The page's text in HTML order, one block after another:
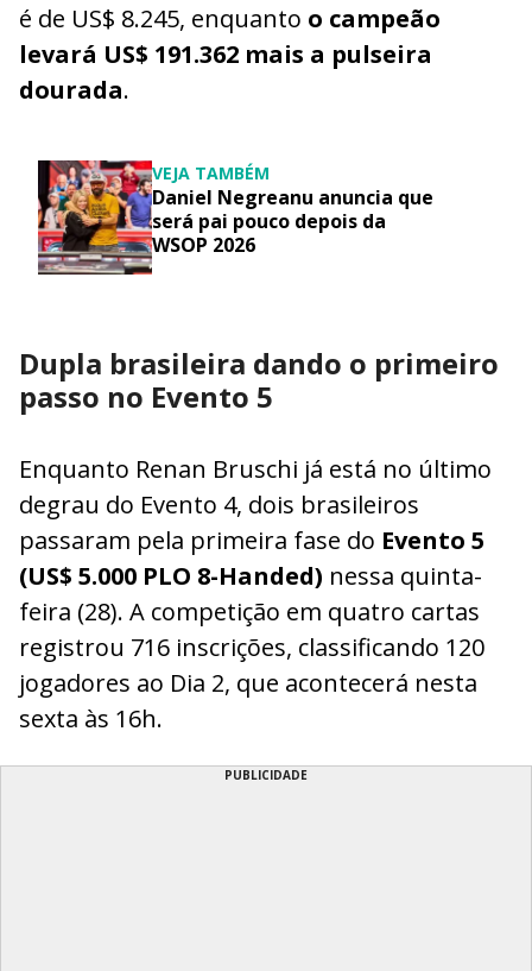
é de US$ 8.245, enquanto o campeão
levará US$ 191.362 mais a pulseira
dourada.
VEJA TAMBÉM
Daniel Negreanu anuncia que
será pai pouco depois da
WSOP 2026
Dupla brasileira dando o primeiro
passo no Evento 5
Enquanto Renan Bruschi já está no último
degrau do Evento 4, dois brasileiros
passaram pela primeira fase do Evento 5
(US$ 5.000 PLO 8-Handed) nessa quinta-
feira (28). A competição em quatro cartas
registrou 716 inscrições, classificando 120
jogadores ao Dia 2, que acontecerá nesta
sexta às 16h.
PUBLICIDADE